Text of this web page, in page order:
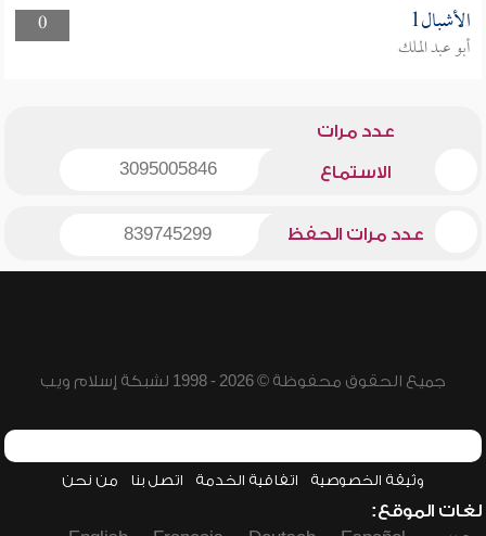
0
الأشبال1
أبو عبد الملك
عدد مرات
الاستماع 3095005846
عدد مرات الحفظ 839745299
جميع الحقوق محفوظة © 2026 - 1998 لشبكة إسلام ويب
وثيقة الخصوصية اتفاقية الخدمة اتصل بنا من نحن
لغات الموقع: